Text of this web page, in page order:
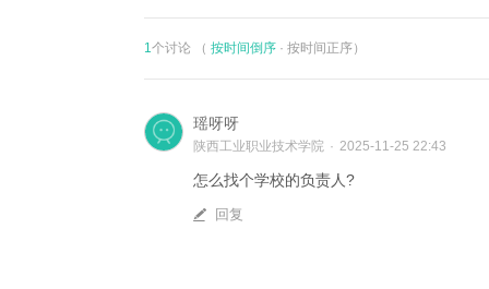
1个讨论 （ 按时间倒序 · 按时间正序）
瑶呀呀
陕西工业职业技术学院 · 2025-11-25 22:43
怎么找个学校的负责人?
回复